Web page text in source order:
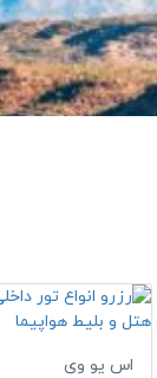
اس یو وی